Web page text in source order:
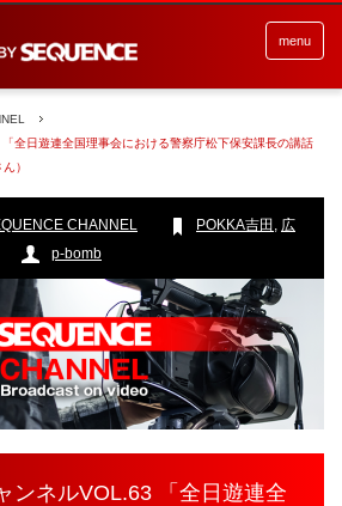
menu
全日遊連全国理事会における警察庁松下保安課長の講話
）
CHANNEL POKKA吉田 , 広
p-bomb
ンネルVOL.63 「全日遊連全